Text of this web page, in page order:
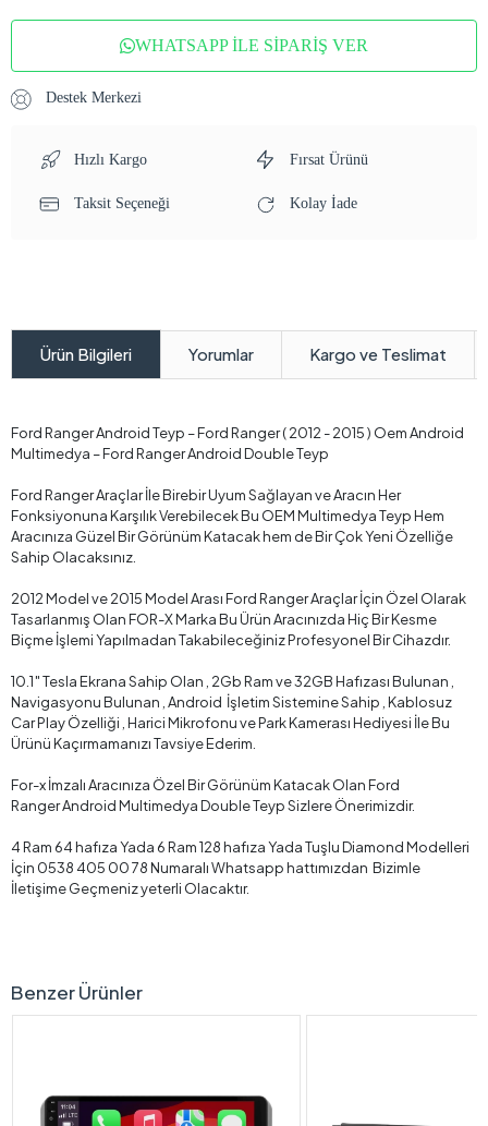
WHATSAPP İLE SİPARİŞ VER
Destek Merkezi
Hızlı Kargo Fırsat Ürünü
Taksit Seçeneği Kolay İade
Ürün Bilgileri Yorumlar Kargo ve Teslimat
Ford Ranger Android Teyp – Ford Ranger ( 2012 - 2015 ) Oem Android
Multimedya – Ford Ranger Android Double Teyp
Ford Ranger Araçlar İle Birebir Uyum Sağlayan ve Aracın Her
Fonksiyonuna Karşılık Verebilecek Bu OEM Multimedya Teyp Hem
Aracınıza Güzel Bir Görünüm Katacak hem de Bir Çok Yeni Özelliğe
Sahip Olacaksınız.
2012 Model ve 2015 Model Arası Ford Ranger Araçlar İçin Özel Olarak
Tasarlanmış Olan FOR-X Marka Bu Ürün Aracınızda Hiç Bir Kesme
Biçme İşlemi Yapılmadan Takabileceğiniz Profesyonel Bir Cihazdır.
10.1″ Tesla Ekrana Sahip Olan , 2Gb Ram ve 32GB Hafızası Bulunan ,
Navigasyonu Bulunan , Android İşletim Sistemine Sahip , Kablosuz
Car Play Özelliği , Harici Mikrofonu ve Park Kamerası Hediyesi İle Bu
Ürünü Kaçırmamanızı Tavsiye Ederim.
For-x İmzalı Aracınıza Özel Bir Görünüm Katacak Olan Ford
Ranger Android Multimedya Double Teyp Sizlere Önerimizdir.
4 Ram 64 hafıza Yada 6 Ram 128 hafıza Yada Tuşlu Diamond Modelleri
İçin 0538 405 00 78 Numaralı Whatsapp hattımızdan Bizimle
İletişime Geçmeniz yeterli Olacaktır.
Benzer Ürünler